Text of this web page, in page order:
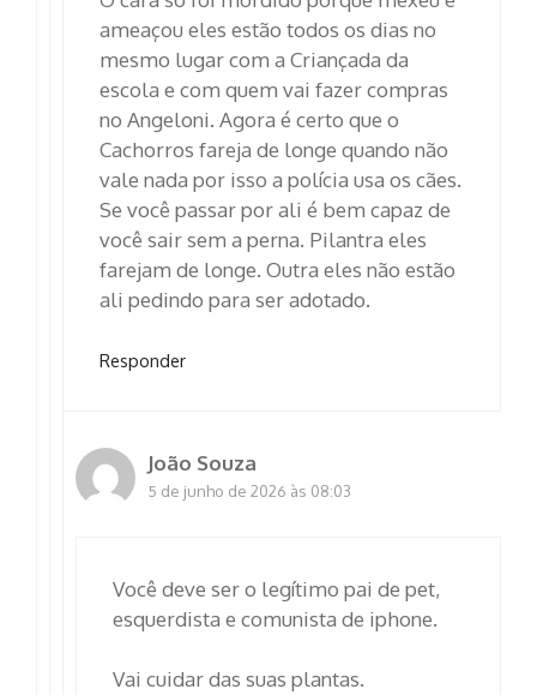
ameaçou eles estão todos os dias no
mesmo lugar com a Criançada da
escola e com quem vai fazer compras
no Angeloni. Agora é certo que o
Cachorros fareja de longe quando não
vale nada por isso a polícia usa os cães.
Se você passar por ali é bem capaz de
você sair sem a perna. Pilantra eles
farejam de longe. Outra eles não estão
ali pedindo para ser adotado.
Responder
João Souza
5 de junho de 2026 às 08:03
Você deve ser o legítimo pai de pet,
esquerdista e comunista de iphone.
Vai cuidar das suas plantas.